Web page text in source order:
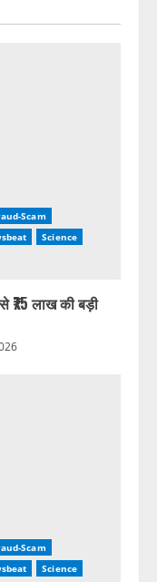
Scam
Science
₹75 लाख की बड़ी
Scam
Science